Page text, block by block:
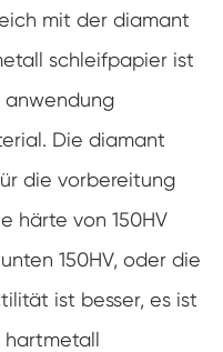
mit der diamant
schleifpapier ist
anwendung
Die diamant
die vorbereitung
härte von 150HV
150HV, oder die
ist besser, es ist
hartmetall